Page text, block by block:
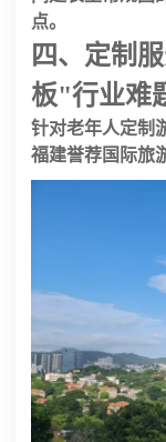
点。
四、定制
板"行业难
针对老年人定制
福建誉荐国际旅